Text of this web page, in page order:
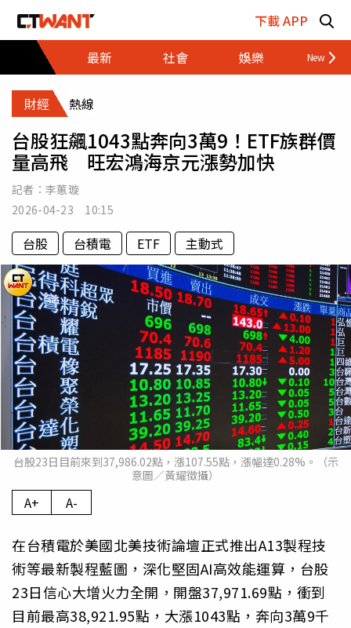
下載 APP
最新
社會 娛樂 財經
財經 熱線
台股狂飆1043點奔向3萬9！ETF族群價
量高飛 旺宏鴻海京元漲勢加快
記者： 李蕙璇
2026-04-23 10:15
台股 台積電 ETF 主動式
台股23日目前來到37,986.02點，漲107.55點，漲幅達0.28%。（示
意圖／黃耀徵攝）
A+ A-
在台積電於美國北美技術論壇正式推出A13製程技
術等最新製程藍圖，深化堅固AI高效能運算，台股
23日信心大增火力全開，開盤37,971.69點，衝到
目前最高38,921.95點，大漲1043點，奔向3萬9千